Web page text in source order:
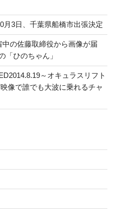
月3日、千葉県船橋市出張決定
の佐藤取締役から画像が届
「ひのちゃん」
～オキュラスリフト
像で誰でも大波に乗れるチャ